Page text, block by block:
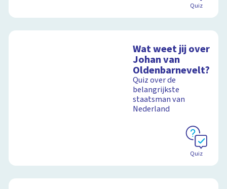
Quiz
Wat weet jij over
Johan van
Oldenbarnevelt?
Quiz over de
belangrijkste
staatsman van
Nederland
Quiz